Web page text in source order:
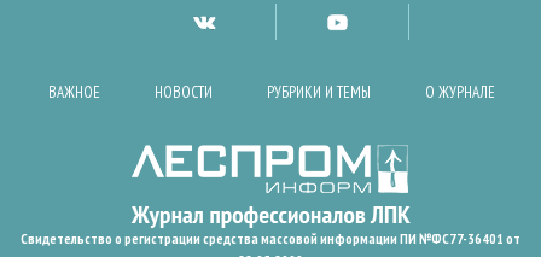
ВАЖНОЕ НОВОСТИ РУБРИКИ И ТЕМЫ О ЖУРНАЛЕ
Свидетельство о регистрации средства массовой информации ПИ №ФС77-36401 от